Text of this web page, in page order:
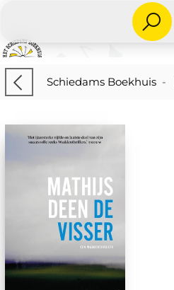
Schiedams Boekhuis-